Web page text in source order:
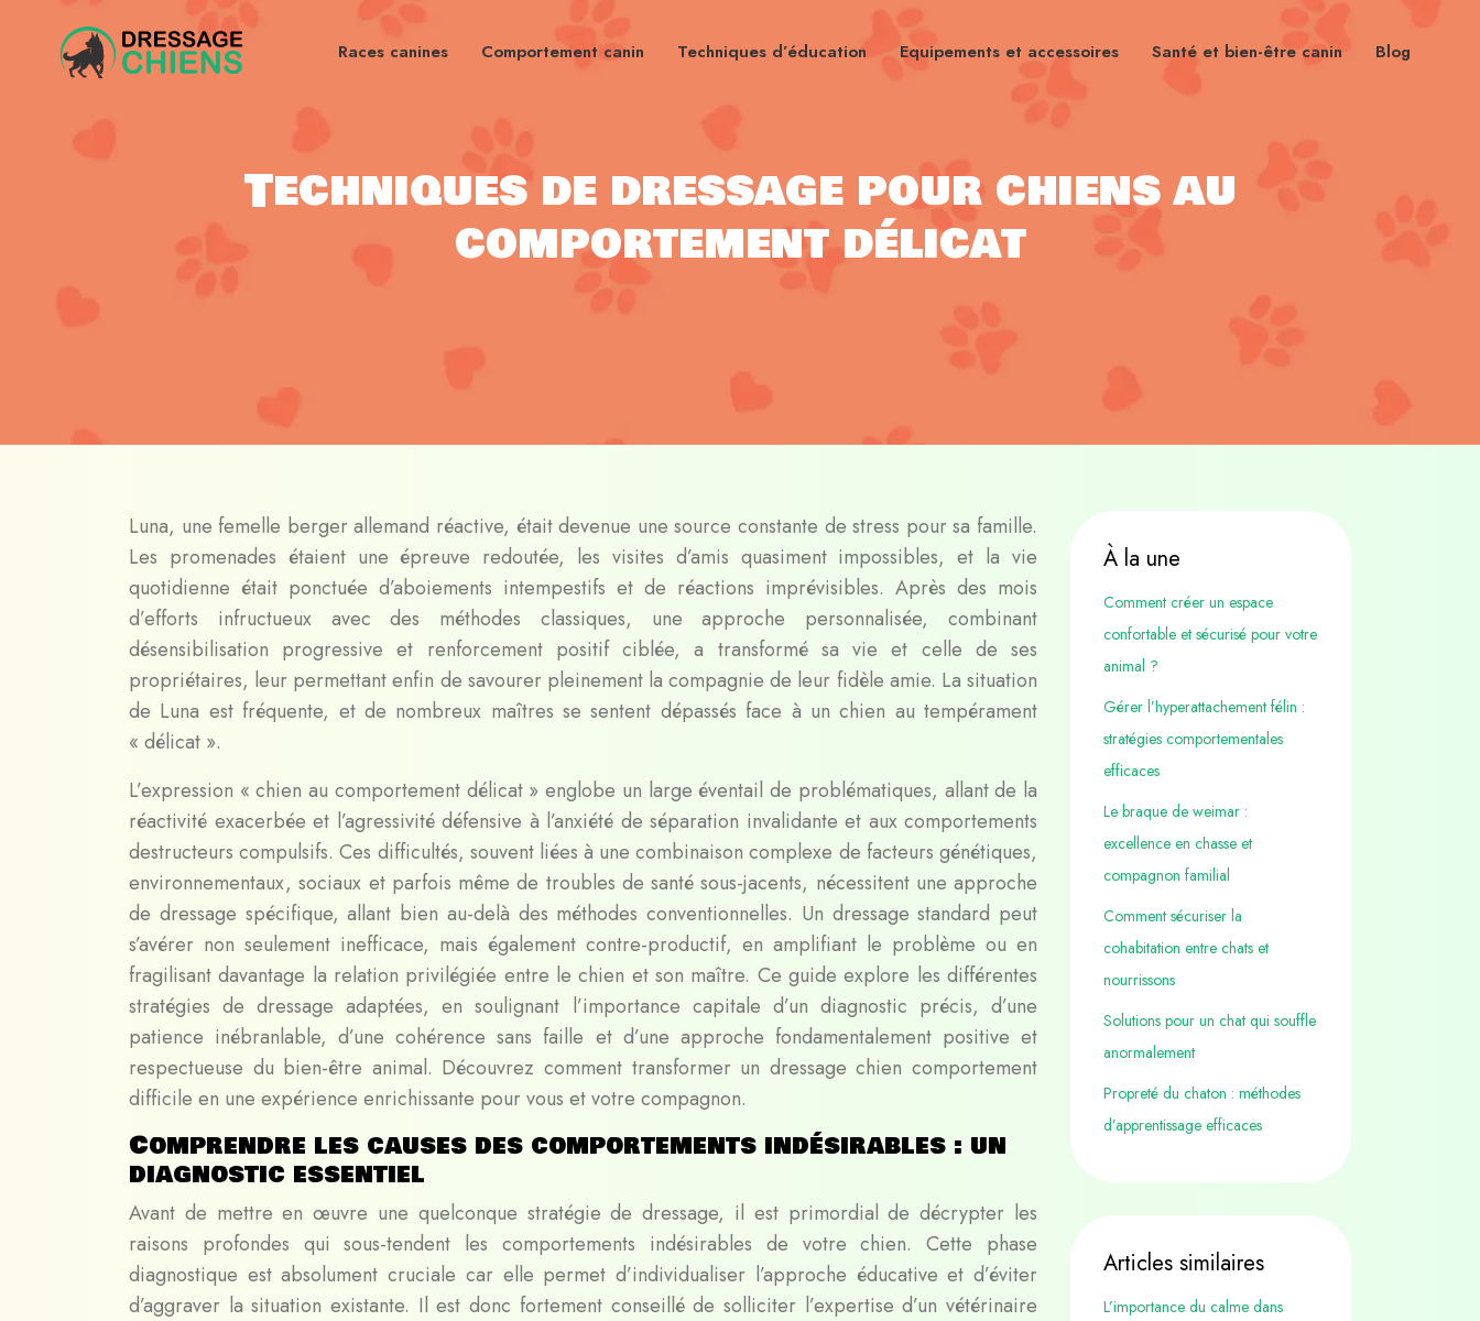
Races canines Comportement canin Techniques d’éducation Equipements et accessoires Santé et bien-être canin Blog
Techniques de dressage pour chiens au
comportement délicat
Luna, une femelle berger allemand réactive, était devenue une source constante de stress pour sa famille.
Les promenades étaient une épreuve redoutée, les visites d’amis quasiment impossibles, et la vie
quotidienne était ponctuée d’aboiements intempestifs et de réactions imprévisibles. Après des mois
d’efforts infructueux avec des méthodes classiques, une approche personnalisée, combinant
désensibilisation progressive et renforcement positif ciblée, a transformé sa vie et celle de ses
propriétaires, leur permettant enfin de savourer pleinement la compagnie de leur fidèle amie. La situation
de Luna est fréquente, et de nombreux maîtres se sentent dépassés face à un chien au tempérament
« délicat ».
L’expression « chien au comportement délicat » englobe un large éventail de problématiques, allant de la
réactivité exacerbée et l’agressivité défensive à l’anxiété de séparation invalidante et aux comportements
destructeurs compulsifs. Ces difficultés, souvent liées à une combinaison complexe de facteurs génétiques,
environnementaux, sociaux et parfois même de troubles de santé sous-jacents, nécessitent une approche
de dressage spécifique, allant bien au-delà des méthodes conventionnelles. Un dressage standard peut
s’avérer non seulement inefficace, mais également contre-productif, en amplifiant le problème ou en
fragilisant davantage la relation privilégiée entre le chien et son maître. Ce guide explore les différentes
stratégies de dressage adaptées, en soulignant l’importance capitale d’un diagnostic précis, d’une
patience inébranlable, d’une cohérence sans faille et d’une approche fondamentalement positive et
respectueuse du bien-être animal. Découvrez comment transformer un dressage chien comportement
difficile en une expérience enrichissante pour vous et votre compagnon.
Comprendre les causes des comportements indésirables : un
diagnostic essentiel
Avant de mettre en œuvre une quelconque stratégie de dressage, il est primordial de décrypter les
raisons profondes qui sous-tendent les comportements indésirables de votre chien. Cette phase
diagnostique est absolument cruciale car elle permet d’individualiser l’approche éducative et d’éviter
d’aggraver la situation existante. Il est donc fortement conseillé de solliciter l’expertise d’un vétérinaire
À la une
Comment créer un espace
confortable et sécurisé pour votre
animal ?
Gérer l’hyperattachement félin :
stratégies comportementales
efficaces
Le braque de weimar :
excellence en chasse et
compagnon familial
Comment sécuriser la
cohabitation entre chats et
nourrissons
Solutions pour un chat qui souffle
anormalement
Propreté du chaton : méthodes
d’apprentissage efficaces
Articles similaires
L’importance du calme dans